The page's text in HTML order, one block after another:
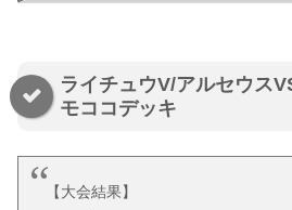
ライチュウV/アルセウス
モココデッキ
【大会結果】